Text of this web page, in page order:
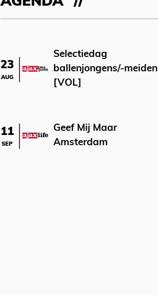
23
AUG
Selectiedag
ballenjongens/-meiden
[VOL]
11
SEP
Geef Mij Maar
Amsterdam